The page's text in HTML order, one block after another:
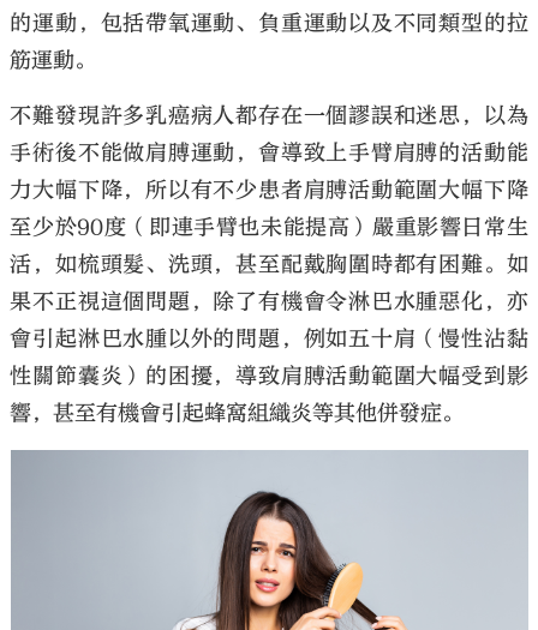
的運動，包括帶氧運動、負重運動以及不同類型的拉
筋運動。
不難發現許多乳癌病人都存在一個謬誤和迷思，以為
手術後不能做肩膊運動，會導致上手臂肩膊的活動能
力大幅下降，所以有不少患者肩膊活動範圍大幅下降
至少於90度（即連手臂也未能提高）嚴重影響日常生
活，如梳頭髮、洗頭，甚至配戴胸圍時都有困難。如
果不正視這個問題，除了有機會令淋巴水腫惡化，亦
會引起淋巴水腫以外的問題，例如五十肩（慢性沾黏
性關節囊炎）的困擾，導致肩膊活動範圍大幅受到影
響，甚至有機會引起蜂窩組織炎等其他併發症。